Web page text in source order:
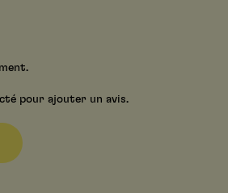
pour ajouter un avis.